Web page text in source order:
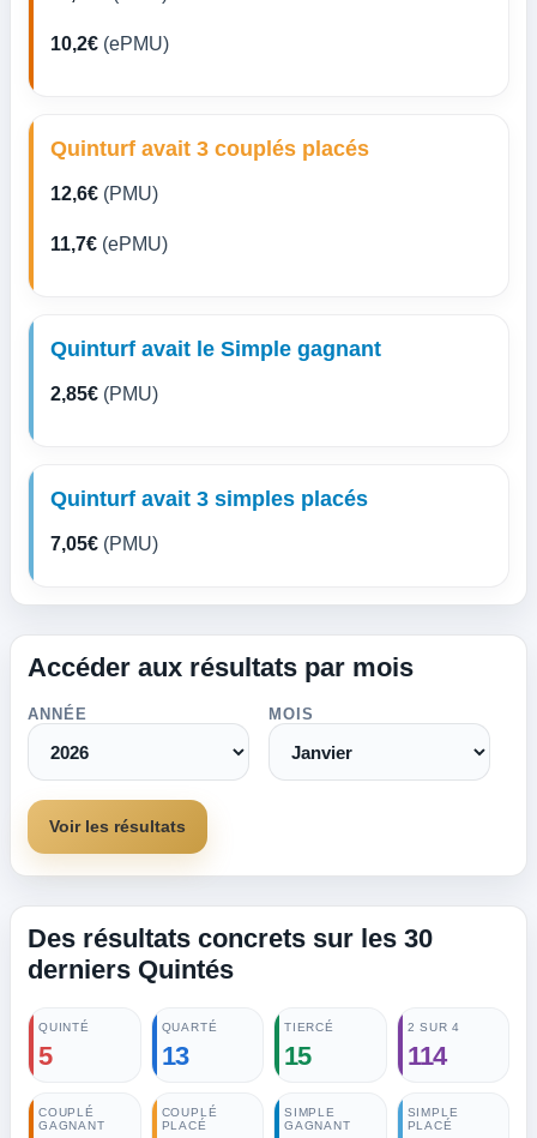
10,2€ (ePMU)
Quinturf avait 3 couplés placés
12,6€ (PMU)
11,7€ (ePMU)
Quinturf avait le Simple gagnant
2,85€ (PMU)
Quinturf avait 3 simples placés
7,05€ (PMU)
Accéder aux résultats par mois
ANNÉE MOIS
Voir les résultats
Des résultats concrets sur les 30
derniers Quintés
QUINTÉ
5
QUARTÉ
13
TIERCÉ
15
2 SUR 4
114
COUPLÉ
GAGNANT
COUPLÉ
PLACÉ
SIMPLE
GAGNANT
SIMPLE
PLACÉ